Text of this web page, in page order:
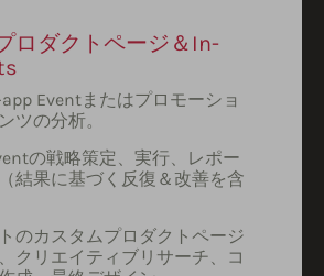
ロダクトページ＆In-
Eventまたはプロモーショ
ツの分析。
の戦略策定、実行、レポー
結果に基づく反復＆改善を含
のカスタムプロダクトページ
クリエイティブリサーチ、コ